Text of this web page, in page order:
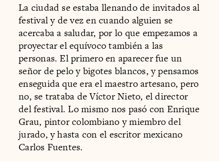
La ciudad se estaba llenando de invitados al
festival y de vez en cuando alguien se
acercaba a saludar, por lo que empezamos a
proyectar el equívoco también a las
personas. El primero en aparecer fue un
señor de pelo y bigotes blancos, y pensamos
enseguida que era el maestro artesano, pero
no, se trataba de Víctor Nieto, el director
del festival. Lo mismo nos pasó con Enrique
Grau, pintor colombiano y miembro del
jurado, y hasta con el escritor mexicano
Carlos Fuentes.